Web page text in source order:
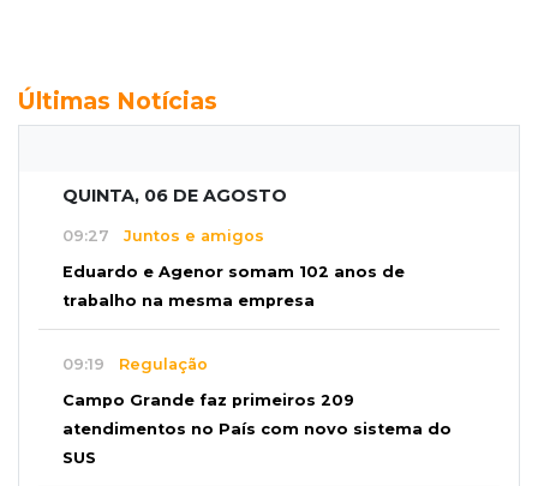
Últimas Notícias
QUINTA, 06 DE AGOSTO
09:27 Juntos e amigos
Eduardo e Agenor somam 102 anos de
trabalho na mesma empresa
09:19 Regulação
Campo Grande faz primeiros 209
atendimentos no País com novo sistema do
SUS